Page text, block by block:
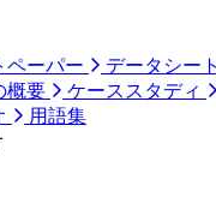
ペーパー
データシー
概要
ケーススタディ
用語集